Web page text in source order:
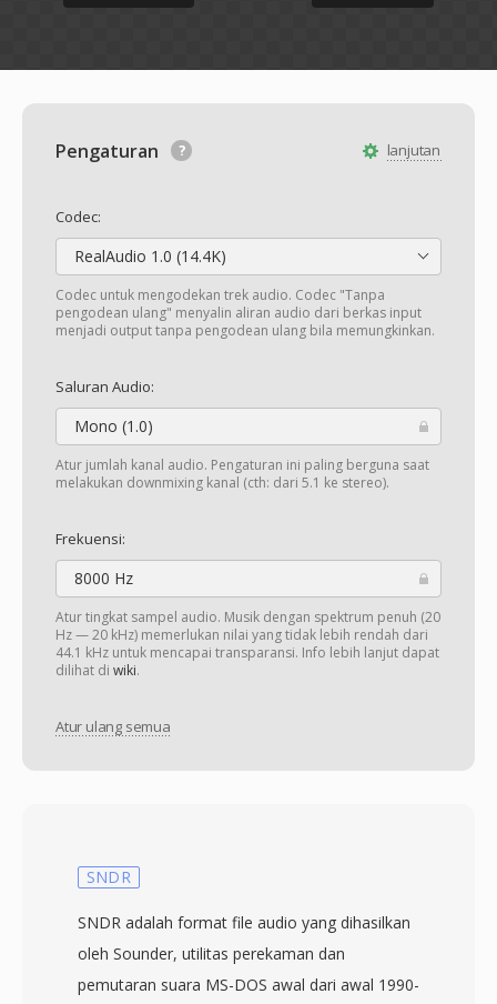
lanjutan
Pengaturan
Codec:
RealAudio 1.0 (14.4K)
Codec untuk mengodekan trek audio. Codec "Tanpa
pengodean ulang" menyalin aliran audio dari berkas input
menjadi output tanpa pengodean ulang bila memungkinkan.
Saluran Audio:
Mono (1.0)
Atur jumlah kanal audio. Pengaturan ini paling berguna saat
melakukan downmixing kanal (cth: dari 5.1 ke stereo).
Frekuensi:
8000 Hz
Atur tingkat sampel audio. Musik dengan spektrum penuh (20
Hz — 20 kHz) memerlukan nilai yang tidak lebih rendah dari
44.1 kHz untuk mencapai transparansi. Info lebih lanjut dapat
dilihat di wiki.
Atur ulang semua
SNDR
SNDR adalah format file audio yang dihasilkan
oleh Sounder, utilitas perekaman dan
pemutaran suara MS-DOS awal dari awal 1990-